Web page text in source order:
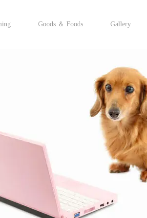
Goods ＆ Foods Gallery